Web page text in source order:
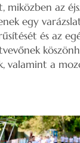
az
egy
és az
valamint a